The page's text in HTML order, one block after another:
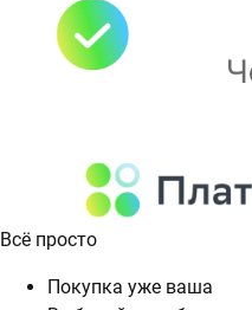
Всё просто
Покупка уже ваша